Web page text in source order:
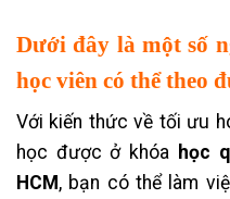
Dưới đây là một số
học viên có thể theo
Với kiến thức về tối ưu
học được ở khóa học
HCM, bạn có thể làm